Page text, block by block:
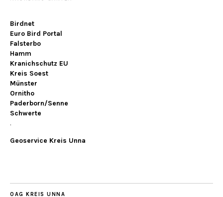
Birdnet
Euro Bird Portal
Falsterbo
Hamm
Kranichschutz EU
Kreis Soest
Münster
Ornitho
Paderborn/Senne
Schwerte
.
Geoservice Kreis Unna
OAG KREIS UNNA